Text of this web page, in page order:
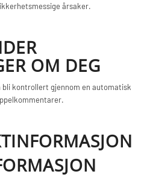
årsaker.
OM DEG
kontrollert gjennom en automatisk